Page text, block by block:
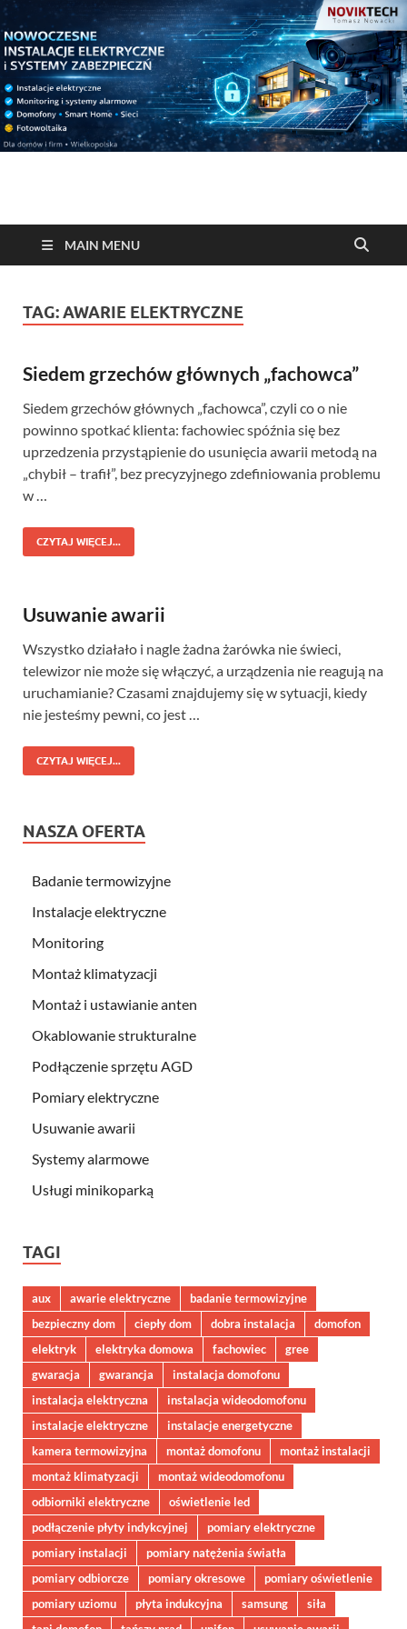
NOVIKTECH – Tomasz
Nowacki, elektryk,
kamery, alarm,
klimatyzacje
MAIN MENU
TAG:AWARIE ELEKTRYCZNE
Siedem grzechów głównych „fachowca”
Siedem grzechów głównych „fachowca”, czyli co o nie
powinno spotkać klienta: fachowiec spóźnia się bez
uprzedzenia przystąpienie do usunięcia awarii metodą na
„chybił – trafił”, bez precyzyjnego zdefiniowania problemu
w …
CZYTAJ WIĘCEJ...
Usuwanie awarii
Wszystko działało i nagle żadna żarówka nie świeci,
telewizor nie może się włączyć, a urządzenia nie reagują na
uruchamianie? Czasami znajdujemy się w sytuacji, kiedy
nie jesteśmy pewni, co jest …
CZYTAJ WIĘCEJ...
NASZA OFERTA
Badanie termowizyjne
Instalacje elektryczne
Monitoring
Montaż klimatyzacji
Montaż i ustawianie anten
Okablowanie strukturalne
Podłączenie sprzętu AGD
Pomiary elektryczne
Usuwanie awarii
Systemy alarmowe
Usługi minikoparką
TAGI
aux awarie elektryczne
badanie termowizyjne
bezpieczny dom
ciepły dom dobra instalacja
domofon
elektryk
elektryka domowa fachowiec
gree
gwaracja
gwarancja
instalacja domofonu
instalacja elektryczna
instalacja wideodomofonu
instalacje elektryczne
instalacje energetyczne
kamera termowizyjna
montaż domofonu
montaż instalacji
montaż klimatyzacji
montaż wideodomofonu
odbiorniki elektryczne
oświetlenie led
podłączenie płyty indykcyjnej
pomiary elektryczne
pomiary instalacji
pomiary natężenia światła
pomiary odbiorcze
pomiary okresowe
pomiary oświetlenie
pomiary uziomu
płyta indukcyjna samsung
siła